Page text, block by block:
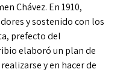
Chávez. En 1910,
y sostenido con los
prefecto del
elaboró un plan de
y en hacer de